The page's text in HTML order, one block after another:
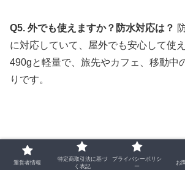
Q5. 外でも使えますか？防水対応は？
に対応していて、屋外でも安心して使
490gと軽量で、旅先やカフェ、移動中
りです。
運営者情報
特定商取引法に基づ
く表記
プライバシーポリシ
ー
お